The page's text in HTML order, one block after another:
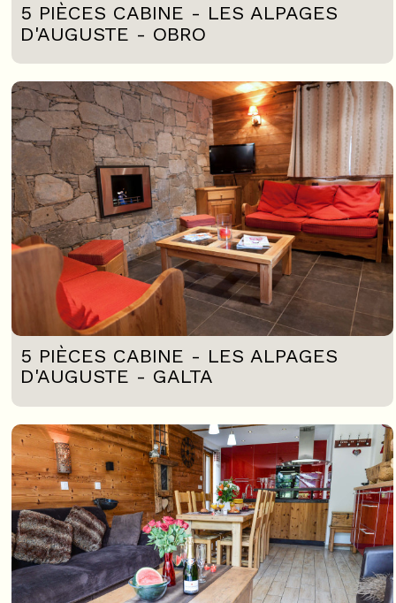
5 PIÈCES CABINE - LES ALPAGES
D'AUGUSTE - OBRO
5 PIÈCES CABINE - LES ALPAGES
D'AUGUSTE - GALTA